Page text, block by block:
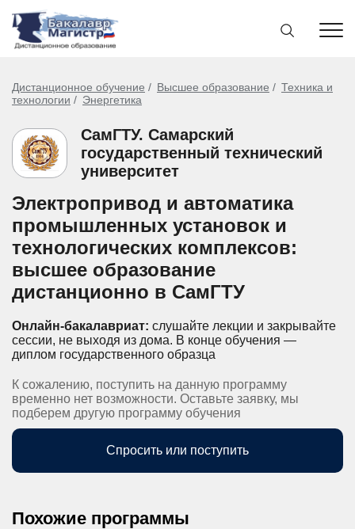
Дистанционное обучение Высшее образование
Техника и
технологии
Энергетика
СамГТУ. Самарский
государственный технический
университет
Электропривод и автоматика
промышленных установок и
технологических комплексов:
высшее образование
дистанционно в СамГТУ
Онлайн-бакалавриат: слушайте лекции и закрывайте
сессии, не выходя из дома. В конце обучения —
диплом государственного образца
К сожалению, поступить на данную программу
временно нет возможности. Оставьте заявку, мы
подберем другую программу обучения
Спросить или поступить
Похожие программы